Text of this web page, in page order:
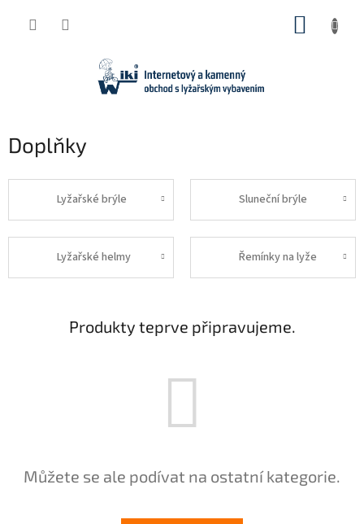
Doplňky
Lyžařské brýle Sluneční brýle
Lyžařské helmy Řemínky na lyže
Produkty teprve připravujeme.
Můžete se ale podívat na ostatní kategorie.